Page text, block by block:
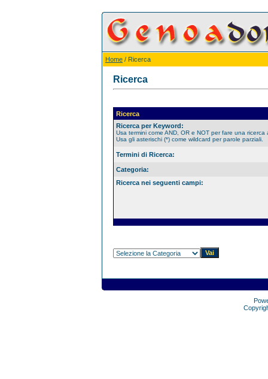
Home / Ricerca
Ricerca
Ricerca
Ricerca per Keyword:
Usa termini come AND, OR e NOT per fare una ricerca
Usa gli asterischi (*) come wildcard per parole parziali.
Termini di Ricerca:
Categoria:
Ricerca nei seguenti campi: